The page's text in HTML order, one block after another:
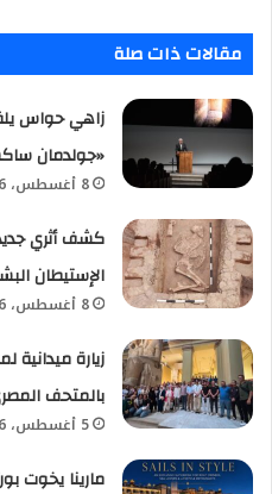
مقالات ذات صلة
زاهي حواس
«جولدمان
8 أغسطس، 2026
كشف أثري
الإستيطان
8 أغسطس، 2026
زيارة ميدانية
بالمتحف
5 أغسطس، 2026
مارينا يخوت